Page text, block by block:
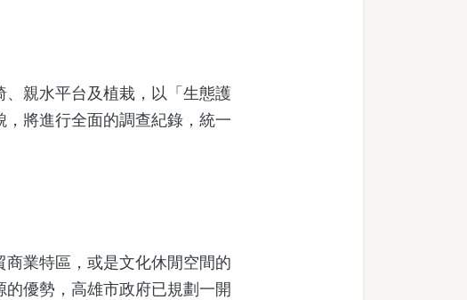
親水平台及植栽，以「生態護
將進行全面的調查紀錄，統一
業特區，或是文化休閒空間的
優勢，高雄市政府已規劃一開